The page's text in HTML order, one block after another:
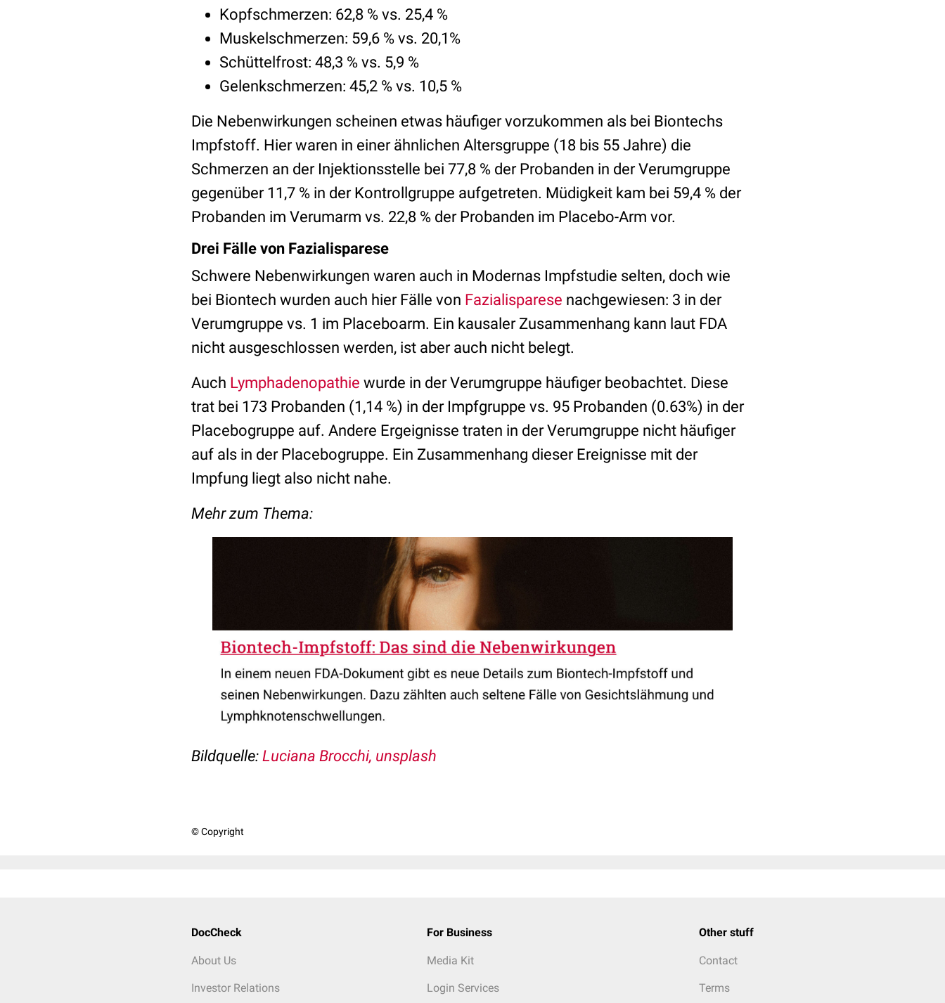
Kopfschmerzen: 62,8 % vs. 25,4 %
Muskelschmerzen: 59,6 % vs. 20,1%
Schüttelfrost: 48,3 % vs. 5,9 %
Gelenkschmerzen: 45,2 % vs. 10,5 %
Die Nebenwirkungen scheinen etwas häufiger vorzukommen als bei Biontechs
Impfstoff. Hier waren in einer ähnlichen Altersgruppe (18 bis 55 Jahre) die
Schmerzen an der Injektionsstelle bei 77,8 % der Probanden in der Verumgruppe
gegenüber 11,7 % in der Kontrollgruppe aufgetreten. Müdigkeit kam bei 59,4 % der
Probanden im Verumarm vs. 22,8 % der Probanden im Placebo-Arm vor.
Drei Fälle von Fazialisparese
Schwere Nebenwirkungen waren auch in Modernas Impfstudie selten, doch wie
bei Biontech wurden auch hier Fälle von Fazialisparese nachgewiesen: 3 in der
Verumgruppe vs. 1 im Placeboarm. Ein kausaler Zusammenhang kann laut FDA
nicht ausgeschlossen werden, ist aber auch nicht belegt.
Auch Lymphadenopathie wurde in der Verumgruppe häufiger beobachtet. Diese
trat bei 173 Probanden (1,14 %) in der Impfgruppe vs. 95 Probanden (0.63%) in der
Placebogruppe auf. Andere Ergeignisse traten in der Verumgruppe nicht häufiger
auf als in der Placebogruppe. Ein Zusammenhang dieser Ereignisse mit der
Impfung liegt also nicht nahe.
Mehr zum Thema:
Bildquelle: Luciana Brocchi, unsplash
© Copyright
DocCheck
About Us
Investor Relations
For Business
Media Kit
Login Services
Other stuff
Contact
Terms